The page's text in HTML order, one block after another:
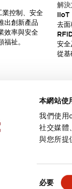
本網站使
我們使用
社交媒體
與您所提
必要
業控制、安全
出創新產品
效率與安全
祉。
解
IIoT
去
安全
從
隱私權政策使